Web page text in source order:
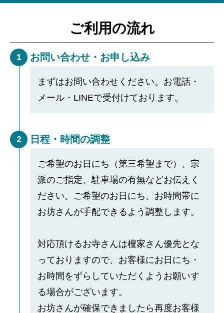
ご利用の流れ
1 お問い合わせ・お申し込み
まずはお問い合わせください。お電話・
メール・LINEで受付けております。
2 日程・時間の調整
ご希望のお日にち（第三希望まで）、宗
派のご指定、駐車場の有無などお伝えく
ださい。ご希望のお日にち、お時間帯に
お坊さんが手配できるよう調整します。
対応頂けるお寺さんは檀家さん優先とな
っておりますので、お客様にお日にち・
お時間をずらしていただくようお願いす
る場合がございます。
お坊さんが確保できましたら再度お客様